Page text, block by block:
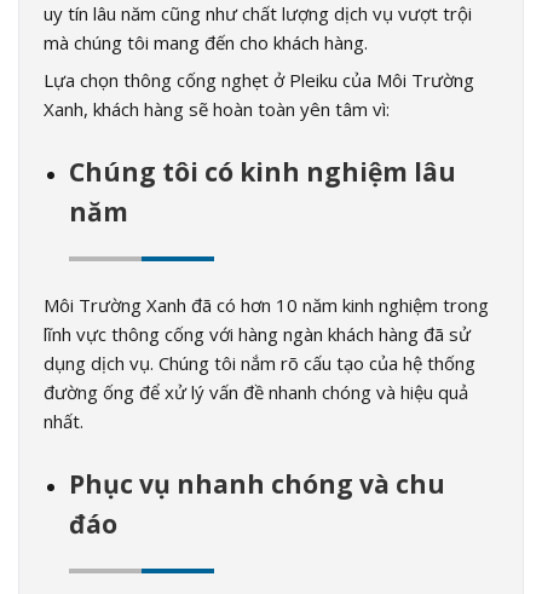
uy tín lâu năm cũng như chất lượng dịch vụ vượt trội
mà chúng tôi mang đến cho khách hàng.
Lựa chọn thông cống nghẹt ở Pleiku của Môi Trường
Xanh, khách hàng sẽ hoàn toàn yên tâm vì:
Chúng tôi có kinh nghiệm lâu
năm
Môi Trường Xanh đã có hơn 10 năm kinh nghiệm trong
lĩnh vực thông cống với hàng ngàn khách hàng đã sử
dụng dịch vụ. Chúng tôi nắm rõ cấu tạo của hệ thống
đường ống để xử lý vấn đề nhanh chóng và hiệu quả
nhất.
Phục vụ nhanh chóng và chu
đáo